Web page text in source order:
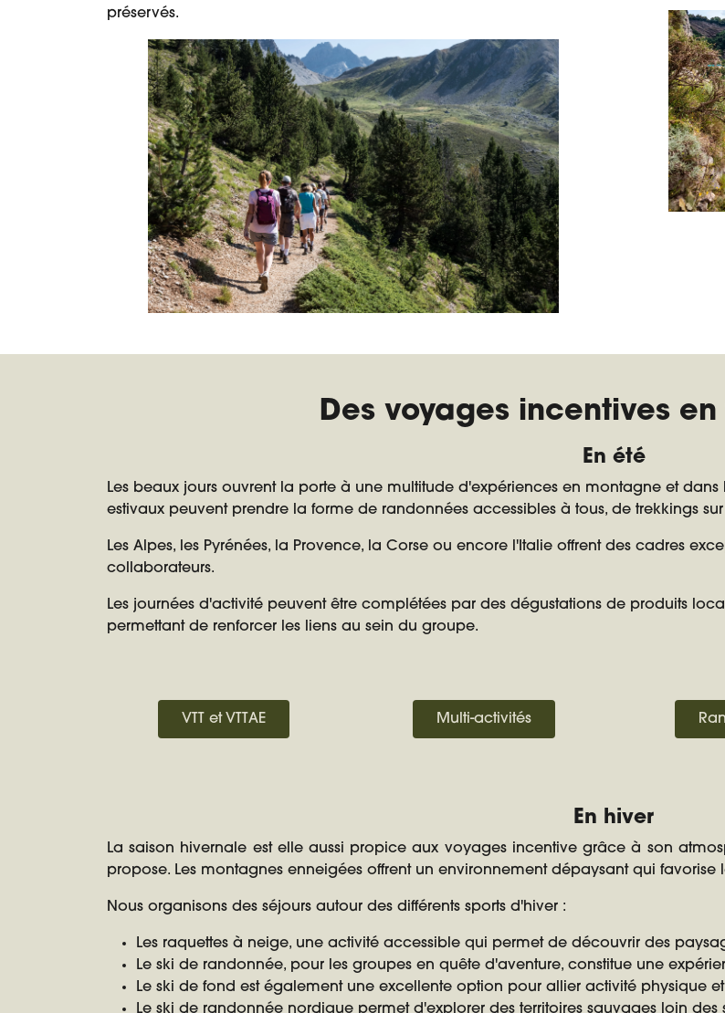
préservés.
Des voyages incentives
En été
Les beaux jours ouvrent la porte à une multitude d'expériences en montagne et
estivaux peuvent prendre la forme de randonnées accessibles à tous, de trekkings
Les Alpes, les Pyrénées, la Provence, la Corse ou encore l'Italie offrent des cadres
collaborateurs.
Les journées d'activité peuvent être complétées par des dégustations de produits
permettant de renforcer les liens au sein du groupe.
VTT et VTTAE Multi-activités
En hiver
La saison hivernale est elle aussi propice aux voyages incentive grâce à son
propose. Les montagnes enneigées offrent un environnement dépaysant qui
Nous organisons des séjours autour des différents sports d'hiver :
Les raquettes à neige, une activité accessible qui permet de découvrir des
Le ski de randonnée, pour les groupes en quête d'aventure, constitue une
Le ski de fond est également une excellente option pour allier activité physique
Le ski de randonnée nordique permet d'explorer des territoires sauvages loin